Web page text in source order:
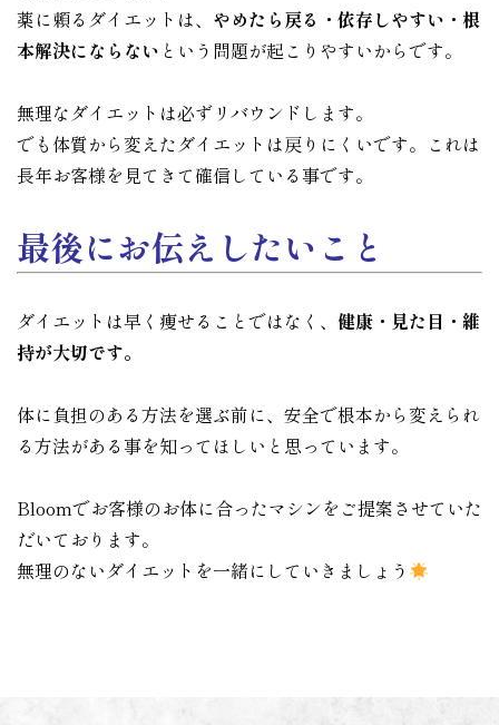
薬に頼るダイエットは、 やめたら戻る・依存しやすい・根
本解決にならない という問題が起こりやすいからです。
無理なダイエットは必ずリバウンドします。
でも体質から変えたダイエットは戻りにくいです。これは
長年お客様を見てきて確信している事です。
最後にお伝えしたいこと
ダイエットは早く痩せることではなく、 健康・見た目・維
持が大切です。
体に負担のある方法を選ぶ前に、安全で根本から変えられ
る方法がある事を知ってほしいと思っています。
Bloomでお客様のお体に合ったマシンをご提案させていた
だいております。
無理のないダイエットを一緒にしていきましょう